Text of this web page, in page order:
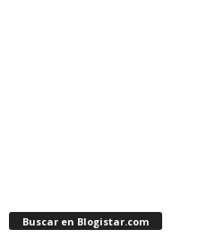
Buscar en Blogistar.com